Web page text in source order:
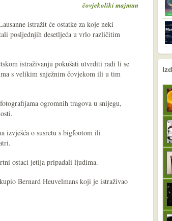
čovjekoliki majmun
istražit će ostatke za koje neki
posljednjih desetljeća u vrlo različitim
istraživanju pokušati utvrditi radi li se
s velikim snježnim čovjekom ili u tim
ogromnih tragova u snijegu,
izvješća o susretu s bigfootom ili
ostaci jetija pripadali ljudima.
Bernard Heuvelmans koji je istraživao
nema prethodne
sljedeće